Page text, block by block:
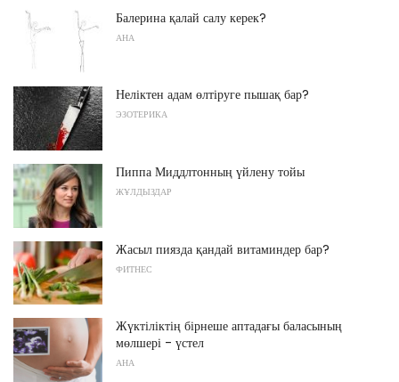
Балерина қалай салу керек?
АНА
Неліктен адам өлтіруге пышақ бар?
ЭЗОТЕРИКА
Пиппа Миддлтонның үйлену тойы
ЖҰЛДЫЗДАР
Жасыл пиязда қандай витаминдер бар?
ФИТНЕС
Жүктіліктің бірнеше аптадағы баласының
мөлшері - үстел
АНА